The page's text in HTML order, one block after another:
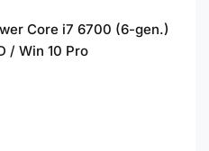
Core i7 6700 (6-gen.)
/ Win 10 Pro